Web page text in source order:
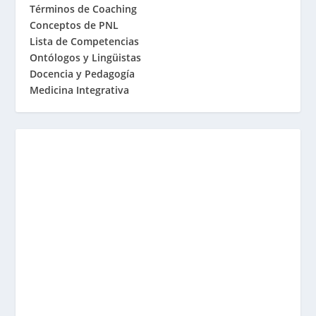
Términos de Coaching
Conceptos de PNL
Lista de Competencias
Ontólogos y Lingüistas
Docencia y Pedagogía
Medicina Integrativa